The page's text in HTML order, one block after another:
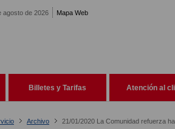
agosto de 2026 Mapa Web
Billetes y Tarifas Atención al
Archivo